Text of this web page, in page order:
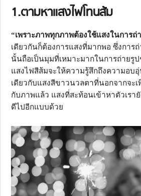
1.ตามหาแสงไฟโทนส้ม
“เพราะภาพทุกภาพต้องใช้แสงในการถ่
เดียวกันก็ต้องการแสงที่มากพอ ซึ่งการ
นั้นถือเป็นมุมที่เหมาะมากในการถ่ายรูป
แสงไฟสีส้มจะให้ความรู้สึกถึงความอบ
เดียวกับแสงสีขาวนวลตาที่นอกจากจะ
กับภาพแล้ว แสงที่สะท้อนเข้าหาตัวเรา
ดีไปอีกแบบด้วย